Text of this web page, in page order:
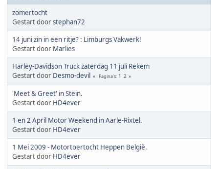
zomertocht
Gestart doorstephan72
14 juni zin in een ritje? : Limburgs Vakwerk!
Gestart door Marlies
Harley-Davidson Truck zaterdag 11 juli Rekem
Gestart door Desmo-devil Pagina's 1 2
'Meet & Greet' in Stein.
Gestart door HD4ever
1 en 2 April Motor Weekend in Aarle-Rixtel.
Gestart door HD4ever
1 Mei 2009 - Motortoertocht Heppen België.
Gestart door HD4ever